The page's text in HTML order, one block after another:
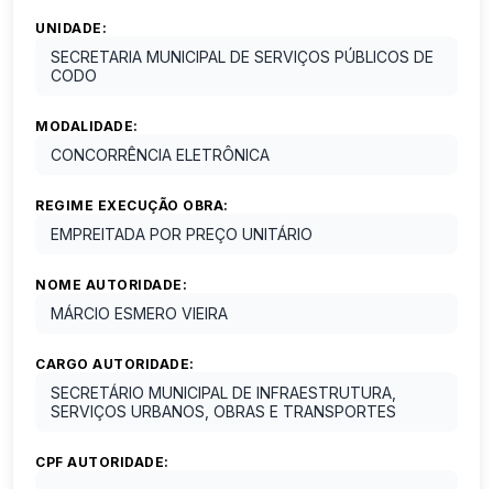
UNIDADE:
SECRETARIA MUNICIPAL DE SERVIÇOS PÚBLICOS DE
CODO
MODALIDADE:
CONCORRÊNCIA ELETRÔNICA
REGIME EXECUÇÃO OBRA:
EMPREITADA POR PREÇO UNITÁRIO
NOME AUTORIDADE:
MÁRCIO ESMERO VIEIRA
CARGO AUTORIDADE:
SECRETÁRIO MUNICIPAL DE INFRAESTRUTURA,
SERVIÇOS URBANOS, OBRAS E TRANSPORTES
CPF AUTORIDADE: